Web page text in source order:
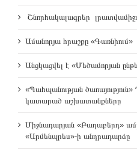
Շնորհակալագրեր
Ամանորյա հրաշքը «Գառնիում»
Անցկացվել է «Մեծամորյան
«Պահպանության
կատարած աշխատանքները
Միջնադարյան «Բաղաբերդ»
«Արմենպրես»-ի անդրադարձը